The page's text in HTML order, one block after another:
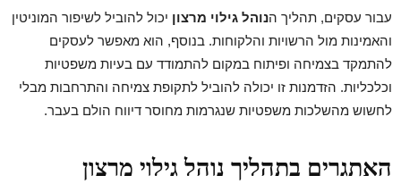
עבור עסקים, תהליך הנוהל גילוי מרצון יכול להוביל לשיפור המוניטין
והאמינות מול הרשויות והלקוחות. בנוסף, הוא מאפשר לעסקים
להתמקד בצמיחה ופיתוח במקום להתמודד עם בעיות משפטיות
וכלכליות. הזדמנות זו יכולה להוביל לתקופת צמיחה והתרחבות מבלי
לחשוש מהשלכות משפטיות שנגרמות מחוסר דיווח הולם בעבר.
האתגרים בתהליך נוהל גילוי מרצון